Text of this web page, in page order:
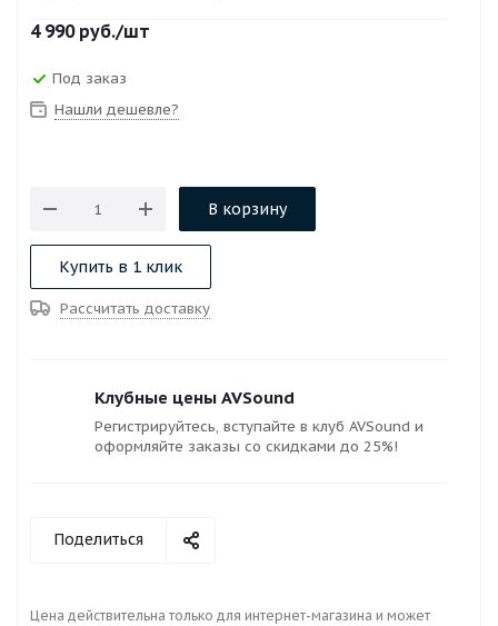
4 990руб./шт
Под заказ
Нашли дешевле?
В корзину
Купить в 1 клик
Рассчитать доставку
Клубные цены AVSound
Регистрируйтесь, вступайте в клуб AVSound и
оформляйте заказы со скидками до 25%!
Поделиться
Цена действительна только для интернет-магазина и может